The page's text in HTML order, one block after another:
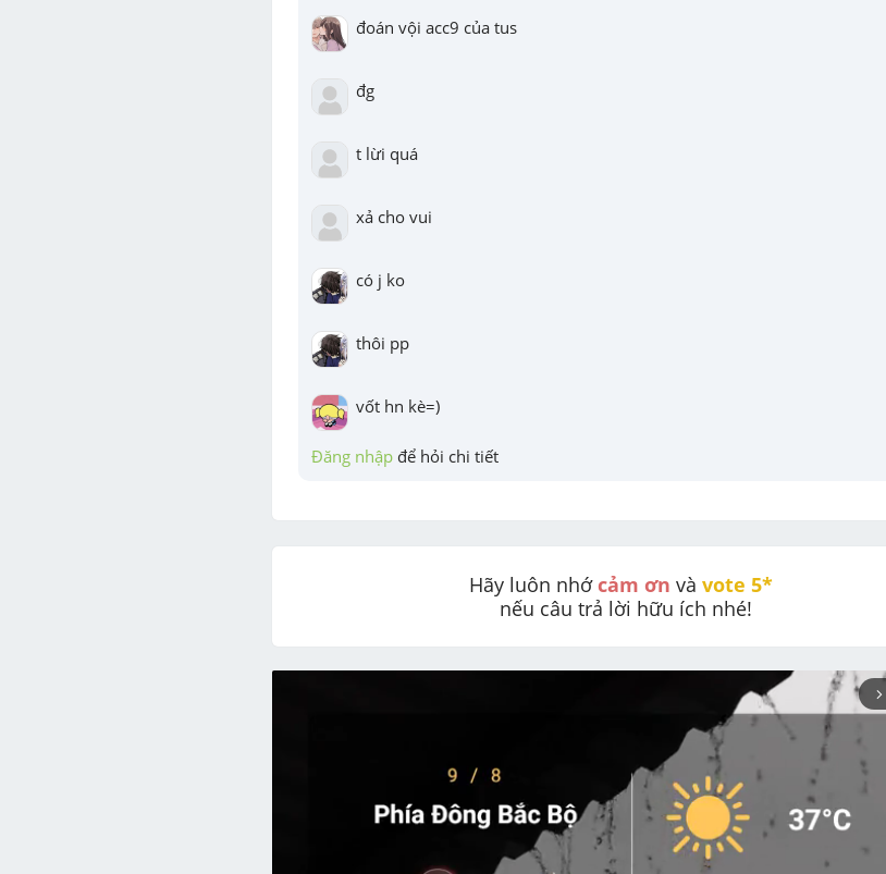
đoán vội acc9 của tus
đg
t lừi quá
xả cho vui
có j ko
thôi pp
vốt hn kè=)
Đăng nhập để hỏi chi tiết
Hãy luôn nhớ cảm ơn và vote 5*
nếu câu trả lời hữu ích nhé!
arrow_forward_ios